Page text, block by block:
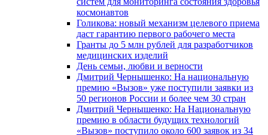
космонавтов
Голикова: новый механизм целевого приема
даст гарантию первого рабочего места
Гранты до 5 млн рублей для разработчиков
медицинских изделий
День семьи, любви и верности
Дмитрий Чернышенко: На национальную
премию «Вызов» уже поступили заявки из
50 регионов России и более чем 30 стран
Дмитрий Чернышенко: На Национальную
премию в области будущих технологий
«Вызов» поступило около 600 заявок из 34